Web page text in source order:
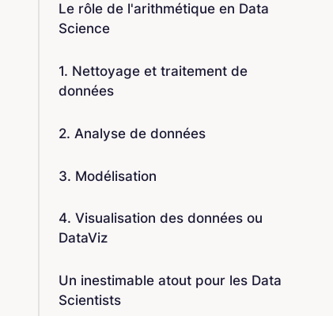
Le rôle de l'arithmétique en Data
Science
1. Nettoyage et traitement de
données
2. Analyse de données
3. Modélisation
4. Visualisation des données ou
DataViz
Un inestimable atout pour les Data
Scientists